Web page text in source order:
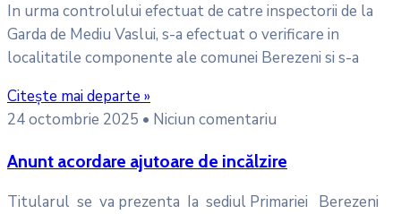
In urma controlului efectuat de catre inspectorii de la
Garda de Mediu Vaslui, s-a efectuat o verificare in
localitatile componente ale comunei Berezeni si s-a
Citește mai departe »
24 octombrie 2025
Niciun comentariu
Anunt acordare ajutoare de incălzire
Titularul se va prezenta Ia sediul Primariei Berezeni